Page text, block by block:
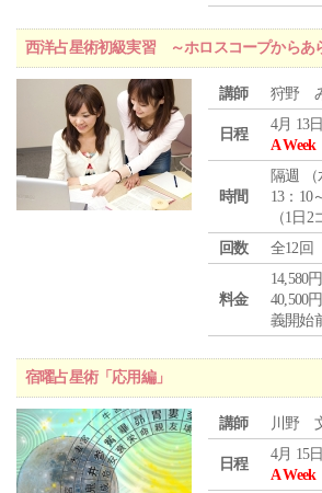
西洋占星術初級実習 ～ホロスコープからあ
講師 狩野
日程
4月 13
A Week
時間
隔週 （
13：10
（1日2
回数
全12回
料金
14,580
40,500
義開始
宿曜占星術「応用編」
講師 川野
日程
4月 15
A Week